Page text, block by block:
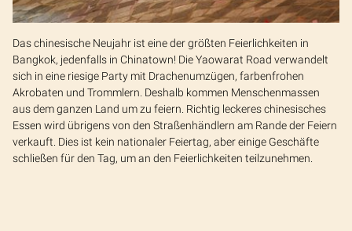
Das chinesische Neujahr ist eine der größten Feierlichkeiten in
Bangkok, jedenfalls in Chinatown! Die Yaowarat Road verwandelt
sich in eine riesige Party mit Drachenumzügen, farbenfrohen
Akrobaten und Trommlern. Deshalb kommen Menschenmassen
aus dem ganzen Land um zu feiern. Richtig leckeres chinesisches
Essen wird übrigens von den Straßenhändlern am Rande der Feiern
verkauft. Dies ist kein nationaler Feiertag, aber einige Geschäfte
schließen für den Tag, um an den Feierlichkeiten teilzunehmen.